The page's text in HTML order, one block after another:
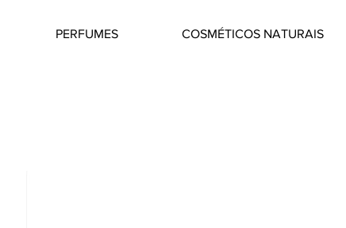
PERFUMES COSMÉTICOS NATURAIS